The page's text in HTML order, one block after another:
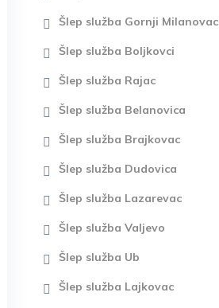
Šlep služba Gornji Milanovac
Šlep služba Boljkovci
Šlep služba Rajac
Šlep služba Belanovica
Šlep služba Brajkovac
Šlep služba Dudovica
Šlep služba Lazarevac
Šlep služba Valjevo
Šlep služba Ub
Šlep služba Lajkovac